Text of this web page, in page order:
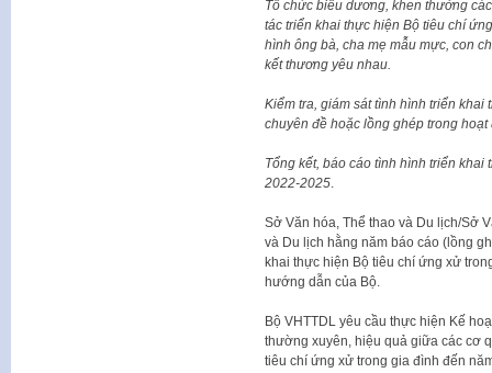
Tổ chức biểu dương, khen thưởng
tác triển khai thực hiện Bộ tiêu chí
hình ông bà, cha mẹ mẫu mực, con
kết thương yêu nhau.
Kiểm tra, giám sát tình hình triển
chuyên đề hoặc lồng ghép trong
Tổng kết, báo cáo tình hình triển
2022-2025.
Sở Văn hóa, Thể thao và Du lịch/Sở
và Du lịch hằng năm báo cáo (lồng
khai thực hiện Bộ tiêu chí ứng xử
hướng dẫn của Bộ.
Bộ VHTTDL yêu cầu thực hiện Kế
thường xuyên, hiệu quả giữa các cơ
tiêu chí ứng xử trong gia đình đến